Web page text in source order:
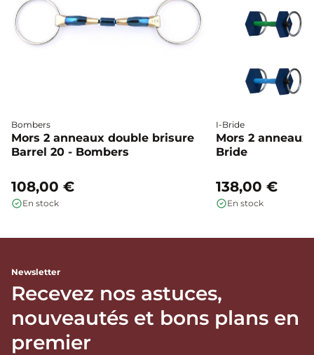
Bombers
Mors 2 anneaux double brisure
Barrel 20 - Bombers
108,00 €
En stock
I-Bride
Mors 2
Bride
138,00 €
En stock
Newsletter
Recevez nos astuces,
nouveautés et bons plans en
premier